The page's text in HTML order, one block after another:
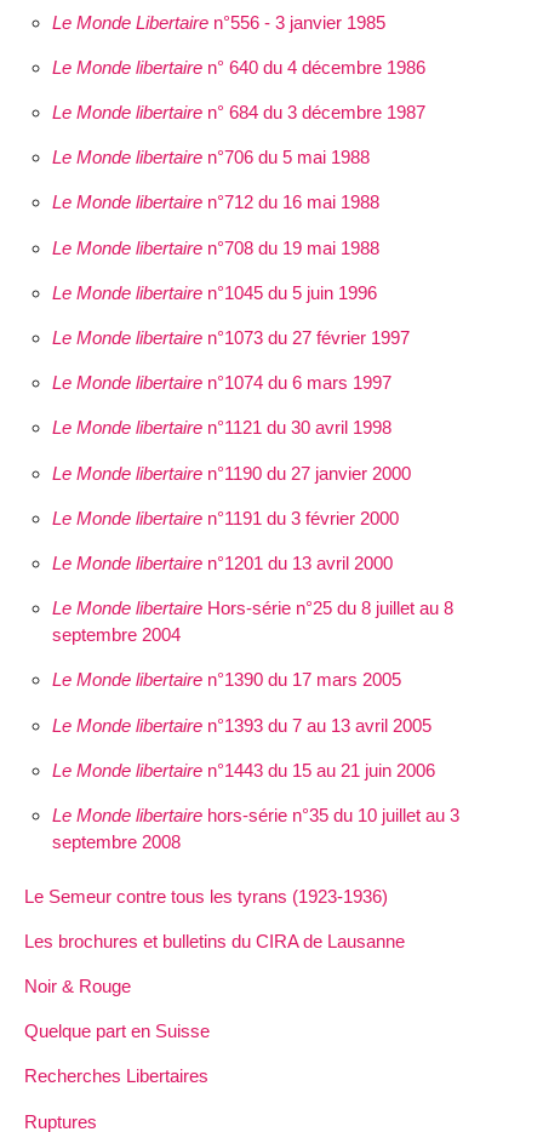
Le Monde Libertairen°556 - 3 janvier 1985
Le Monde libertairen° 640 du 4 décembre 1986
Le Monde libertairen° 684 du 3 décembre 1987
Le Monde libertairen°706 du 5 mai 1988
Le Monde libertairen°712 du 16 mai 1988
Le Monde libertairen°708 du 19 mai 1988
Le Monde libertairen°1045 du 5 juin 1996
Le Monde libertairen°1073 du 27 février 1997
Le Monde libertairen°1074 du 6 mars 1997
Le Monde libertairen°1121 du 30 avril 1998
Le Monde libertairen°1190 du 27 janvier 2000
Le Monde libertairen°1191 du 3 février 2000
Le Monde libertairen°1201 du 13 avril 2000
Le Monde libertaireHors-série n°25 du 8 juillet au 8
septembre 2004
Le Monde libertairen°1390 du 17 mars 2005
Le Monde libertairen°1393 du 7 au 13 avril 2005
Le Monde libertairen°1443 du 15 au 21 juin 2006
Le Monde libertairehors-série n°35 du 10 juillet au 3
septembre 2008
Le Semeur contre tous les tyrans (1923-1936)
Les brochures et bulletins du CIRA de Lausanne
Noir & Rouge
Quelque part en Suisse
Recherches Libertaires
Ruptures